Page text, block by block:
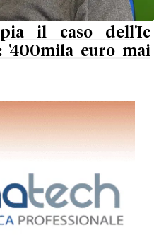
il caso dell'Ic
'400mila euro mai